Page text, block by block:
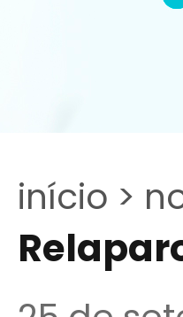
início >